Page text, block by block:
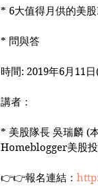
* 6大值得月供的美股
* 問與答
時間: 2019年6月11
講者：
* 美股隊長 吳瑞麟 (
Homeblogger美股
👉👉報名連結：